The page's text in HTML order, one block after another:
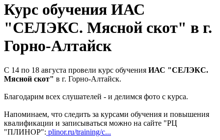
Курс обучения ИАС
"СЕЛЭКС. Мясной скот" в г.
Горно-Алтайск
С 14 по 18 августа провели курс обучения ИАС "СЕЛЭКС.
Мясной скот" в г. Горно-Алтайск.
Благодарим всех слушателей - и делимся фото с курса.
Напоминаем, что следить за курсами обучения и повышения
квалификации и записываться можно на сайте "РЦ
"ПЛИНОР": plinor.ru/training/c...